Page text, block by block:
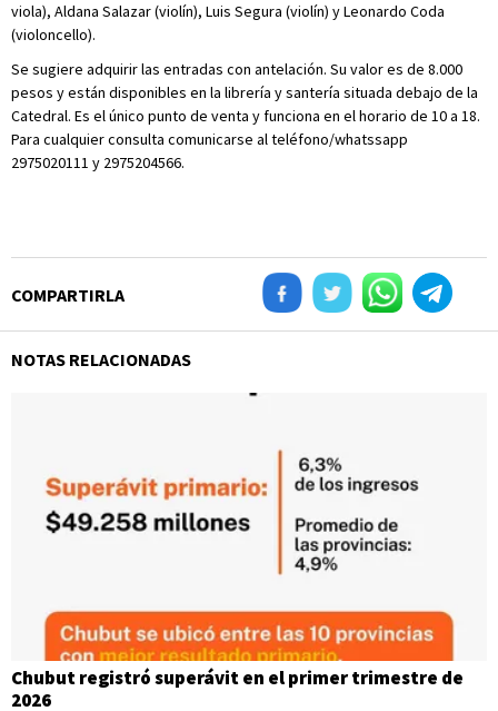
viola), Aldana Salazar (violín), Luis Segura (violín) y Leonardo Coda
(violoncello).
Se sugiere adquirir las entradas con antelación. Su valor es de 8.000
pesos y están disponibles en la librería y santería situada debajo de la
Catedral. Es el único punto de venta y funciona en el horario de 10 a 18.
Para cualquier consulta comunicarse al teléfono/whatssapp
2975020111 y 2975204566.
COMPARTIRLA
NOTAS RELACIONADAS
Chubut registró superávit en el primer trimestre de
2026